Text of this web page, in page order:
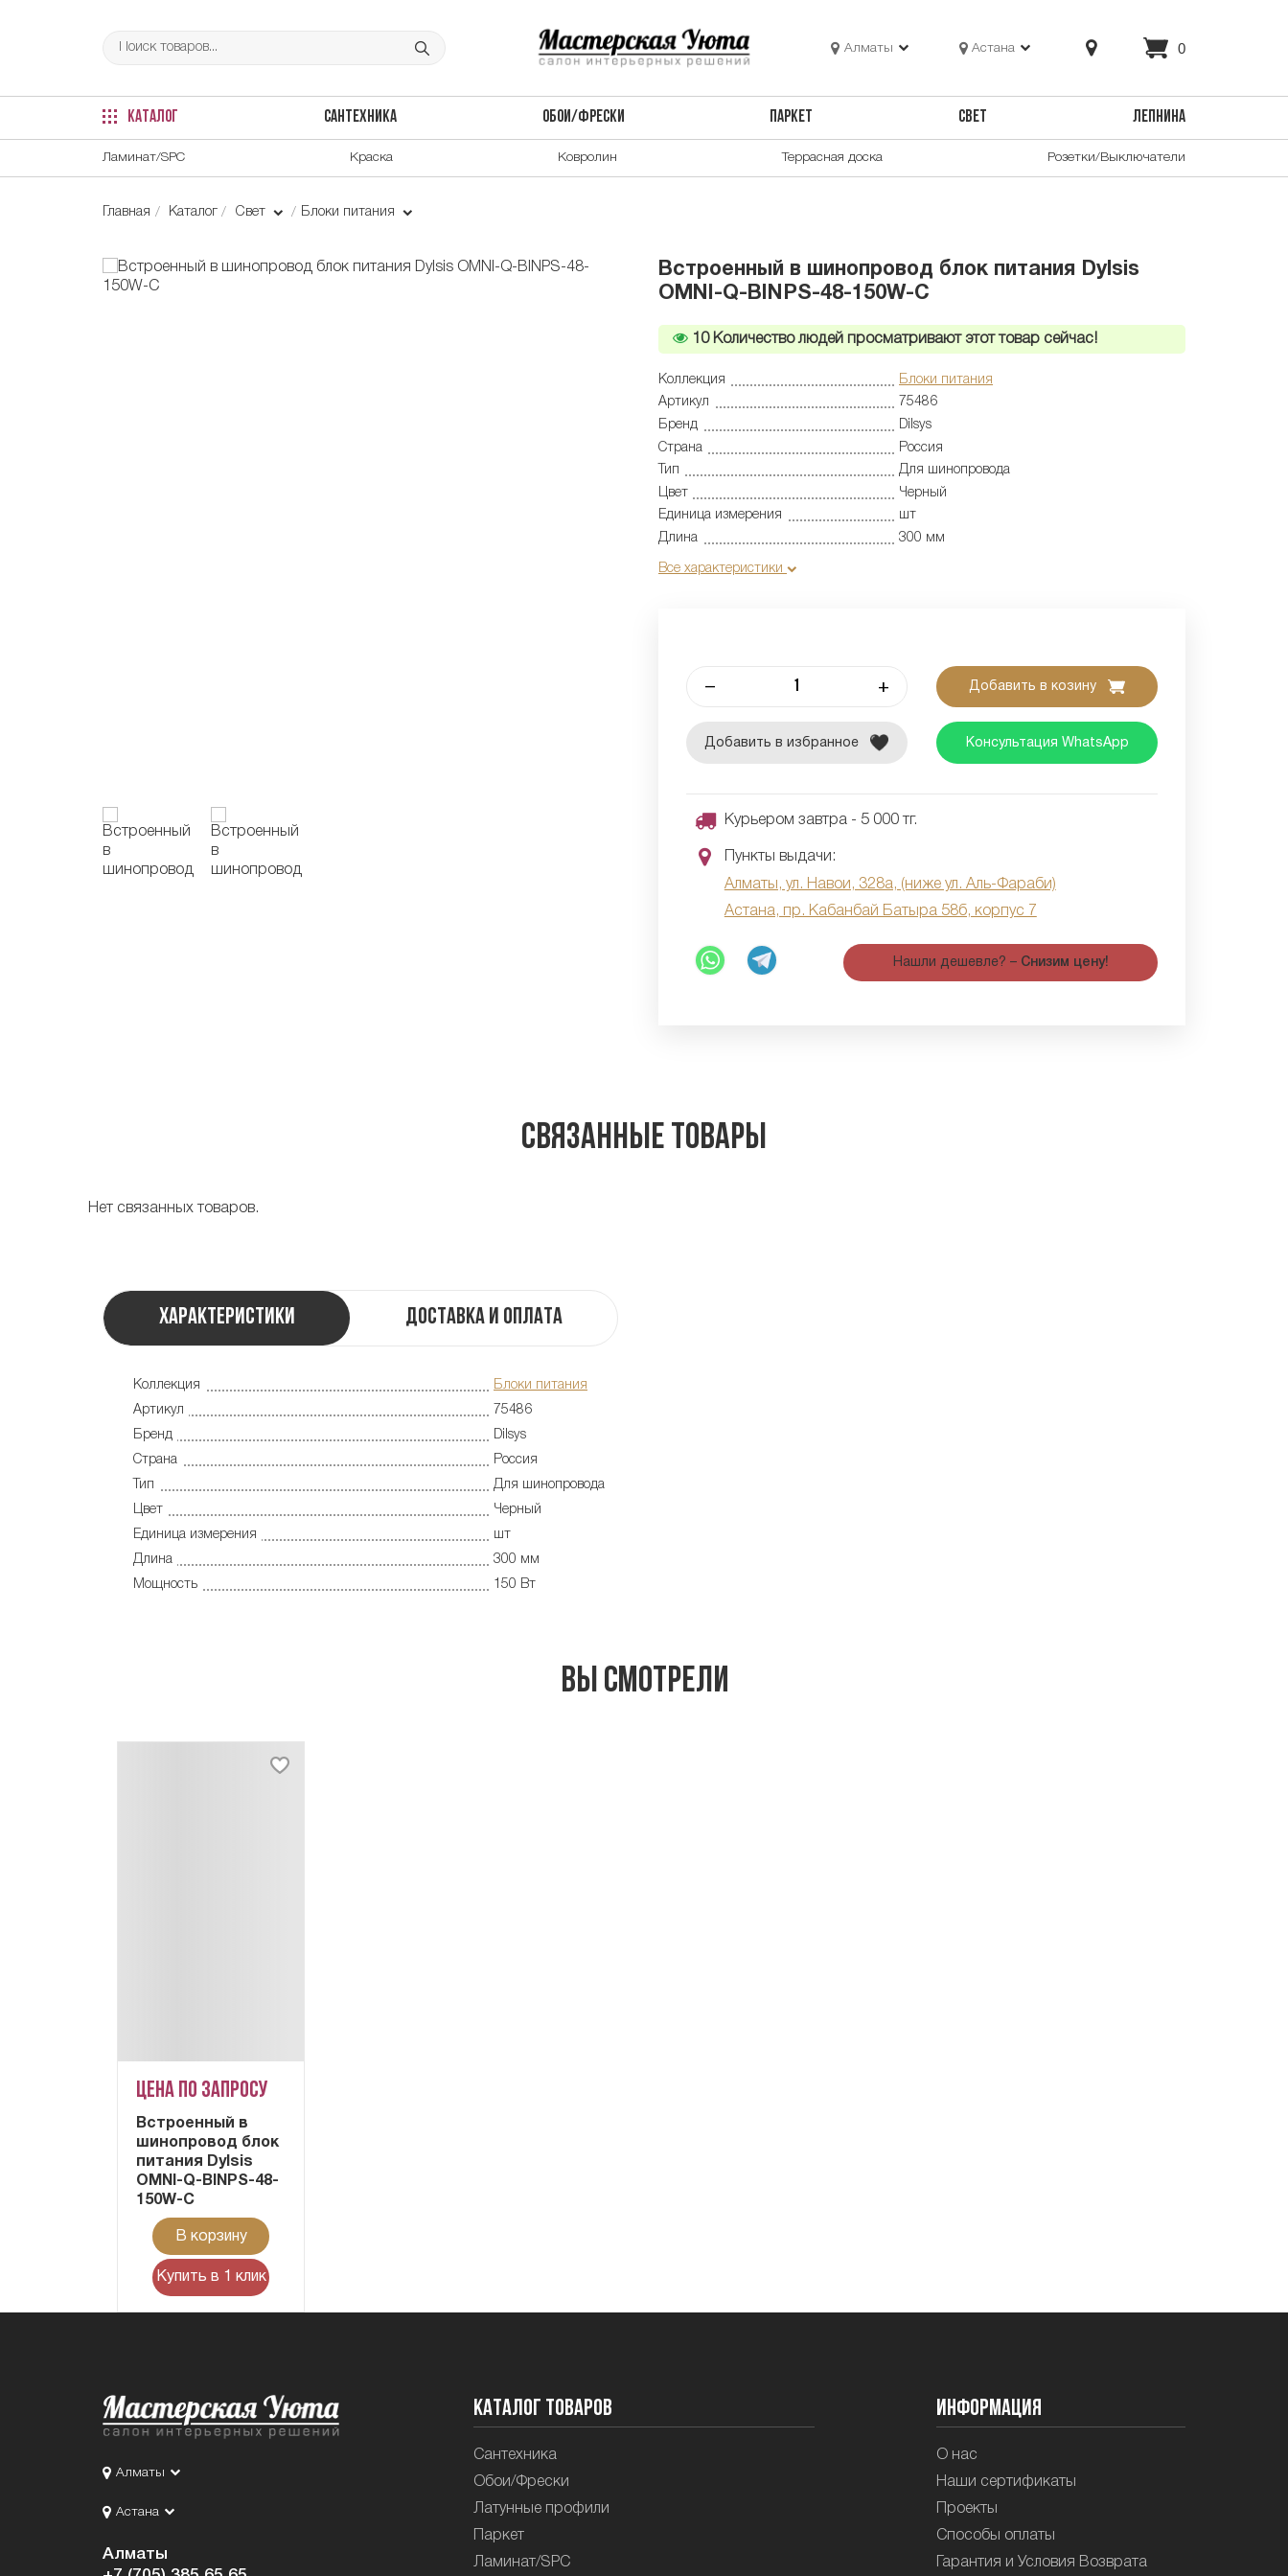
Алматы Астана 0
КАТАЛОГ САНТЕХНИКА ОБОИ/ФРЕСКИ ПАРКЕТ СВЕТ ЛЕПНИНА
Ламинат/SPC Краска Ковролин Террасная доска Розетки/Выключатели
Главная Каталог Свет Блоки питания
Встроенный в шинопровод блок питания Dylsis
OMNI-Q-BINPS-48-150W-C
10Количество людей просматривают этот товар сейчас!
Коллекция
Блоки питания
Артикул
75486
Бренд
Dilsys
Страна
Россия
Тип
Для шинопровода
Цвет
Черный
Единица измерения
шт
Длина
300 мм
Все характеристики
– + Добавить в козину
Добавить в избранное Консультация WhatsApp
Курьером завтра - 5 000 тг.
Пункты выдачи:
Алматы, ул. Навои, 328а, (ниже ул. Аль-Фараби)
Астана, пр. Кабанбай Батыра 58б, корпус 7
Нашли дешевле? – Снизим цену!
Связанные товары
Нет связанных товаров.
Характеристики Доставка и оплата
Коллекция
Блоки питания
Артикул
75486
Бренд
Dilsys
Страна
Россия
Тип
Для шинопровода
Цвет
Черный
Единица измерения
шт
Длина
300 мм
Мощность
150 Вт
Вы смотрели
Цена по запросу
Встроенный в
шинопровод блок
питания Dylsis
OMNI-Q-BINPS-48-
150W-C
В корзину
Купить в 1 клик
Алматы
Астана
Алматы
Каталог товаров
Сантехника
Обои/Фрески
Латунные профили
Паркет
Ламинат/SPC
Информация
О нас
Наши сертификаты
Проекты
Способы оплаты
Гарантия и Условия Возврата